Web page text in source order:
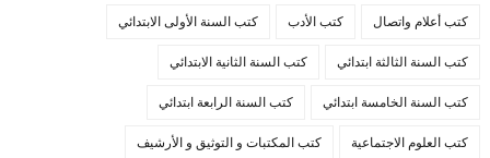
كتب أعلام واتصال كتب الأدب كتب السنة الأولى الابتدائي
كتب السنة الثالثة ابتدائي كتب السنة الثانية الابتدائي
كتب السنة الخامسة ابتدائي كتب السنة الرابعة ابتدائي
كتب العلوم الاجتماعية كتب المكتبات و التوثيق و الأرشيف